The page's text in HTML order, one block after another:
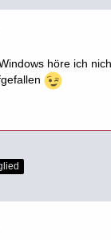
höre ich